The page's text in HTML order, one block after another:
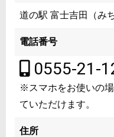
道の駅 富士吉田（み
電話番号
0555-21-
※スマホをお使いの
ていただけます。
住所